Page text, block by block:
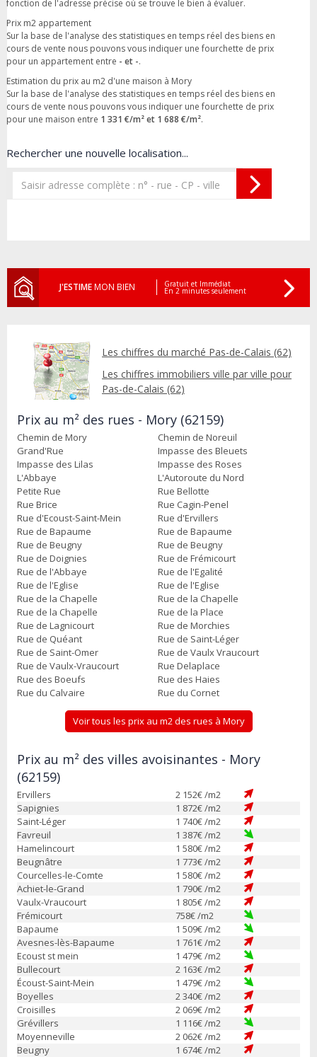
fonction de l'adresse précise où se trouve le bien à évaluer.
Prix m2 appartement
Sur la base de l'analyse des statistiques en temps réel des biens en
cours de vente nous pouvons vous indiquer une fourchette de prix
pour un appartement entre - et -.
Estimation du prix au m2 d'une maison à Mory
Sur la base de l'analyse des statistiques en temps réel des biens en
cours de vente nous pouvons vous indiquer une fourchette de prix
pour une maison entre 1 331 €/m² et 1 688 €/m².
Rechercher une nouvelle localisation...
J'ESTIMEMON BIEN Gratuit et Immédiat
En 2 minutes seulement
Les chiffres du marché Pas-de-Calais (62)
Les chiffres immobiliers ville par ville pour
Pas-de-Calais (62)
Prix au m² des rues - Mory (62159)
Chemin de Mory
Chemin de Noreuil
Grand'Rue
Impasse des Bleuets
Impasse des Lilas
Impasse des Roses
L'Abbaye
L'Autoroute du Nord
Petite Rue
Rue Bellotte
Rue Brice
Rue Cagin-Penel
Rue d'Ecoust-Saint-Mein
Rue d'Ervillers
Rue de Bapaume
Rue de Bapaume
Rue de Beugny
Rue de Beugny
Rue de Doignies
Rue de Frémicourt
Rue de l'Abbaye
Rue de l'Egalité
Rue de l'Eglise
Rue de l'Eglise
Rue de la Chapelle
Rue de la Chapelle
Rue de la Chapelle
Rue de la Place
Rue de Lagnicourt
Rue de Morchies
Rue de Quéant
Rue de Saint-Léger
Rue de Saint-Omer
Rue de Vaulx Vraucourt
Rue de Vaulx-Vraucourt
Rue Delaplace
Rue des Boeufs
Rue des Haies
Rue du Calvaire
Rue du Cornet
Voir tous les prix au m2 des rues à Mory
Prix au m² des villes avoisinantes - Mory
(62159)
Ervillers 2 152€ /m2
Sapignies
1 872€ /m2
Saint-Léger
1 740€ /m2
Favreuil
1 387€ /m2
Hamelincourt
1 580€ /m2
Beugnâtre
1 773€ /m2
Courcelles-le-Comte
1 580€ /m2
Achiet-le-Grand
1 790€ /m2
Vaulx-Vraucourt
1 805€ /m2
Frémicourt
758€ /m2
Bapaume
1 509€ /m2
Avesnes-lès-Bapaume
1 761€ /m2
Ecoust st mein
1 479€ /m2
Bullecourt
2 163€ /m2
Écoust-Saint-Mein
1 479€ /m2
Boyelles
2 340€ /m2
Croisilles
2 069€ /m2
Grévillers
1 116€ /m2
Moyenneville
2 062€ /m2
Beugny
1 674€ /m2